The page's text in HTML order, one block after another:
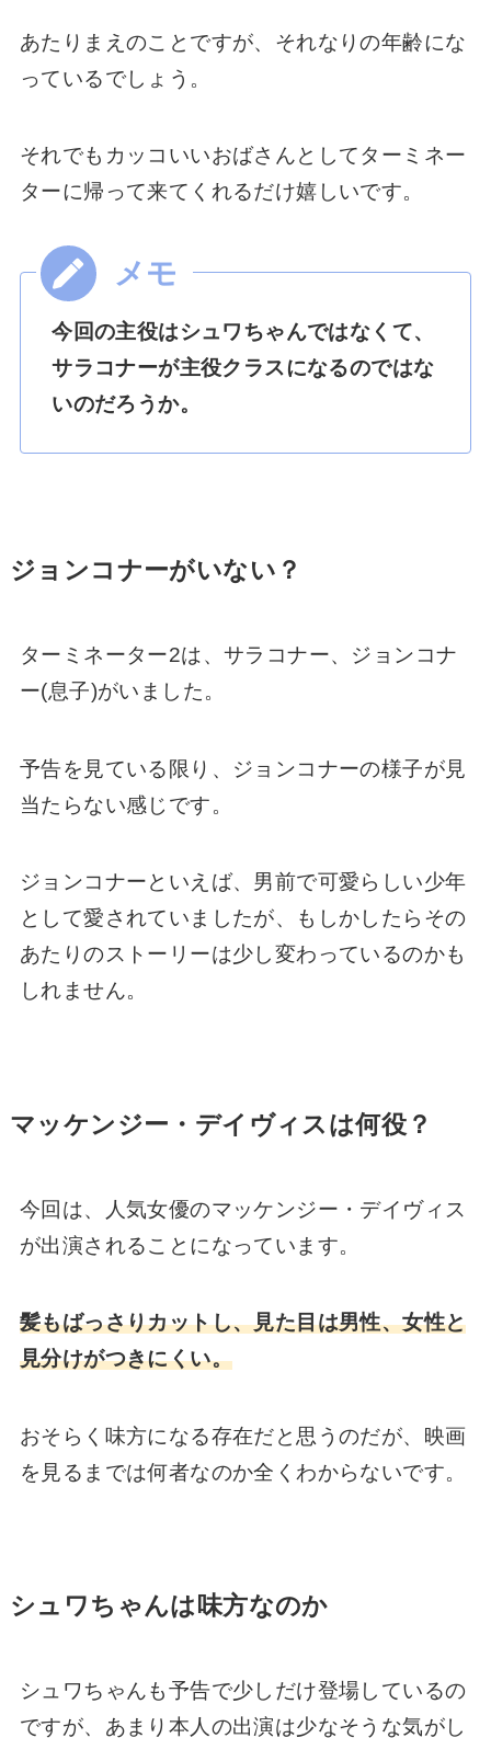
あたりまえのことですが、それなりの年齢にな
っているでしょう。
それでもカッコいいおばさんとしてターミネー
ターに帰って来てくれるだけ嬉しいです。
今回の主役はシュワちゃんではなくて、
サラコナーが主役クラスになるのではな
いのだろうか。
ジョンコナーがいない？
ターミネーター2は、サラコナー、ジョンコナ
ー(息子)がいました。
予告を見ている限り、ジョンコナーの様子が見
当たらない感じです。
ジョンコナーといえば、男前で可愛らしい少年
として愛されていましたが、もしかしたらその
あたりのストーリーは少し変わっているのかも
しれません。
マッケンジー・デイヴィスは何役？
今回は、人気女優のマッケンジー・デイヴィス
が出演されることになっています。
髪もばっさりカットし、見た目は男性、女性と
見分けがつきにくい。
おそらく味方になる存在だと思うのだが、映画
を見るまでは何者なのか全くわからないです。
シュワちゃんは味方なのか
シュワちゃんも予告で少しだけ登場しているの
ですが、あまり本人の出演は少なそうな気がし